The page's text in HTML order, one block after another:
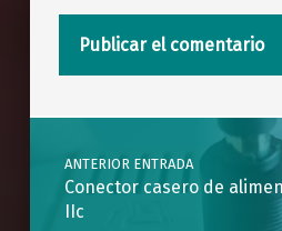
Navegación de entradas
ANTERIOR ENTRADA
Conector casero de
IIc